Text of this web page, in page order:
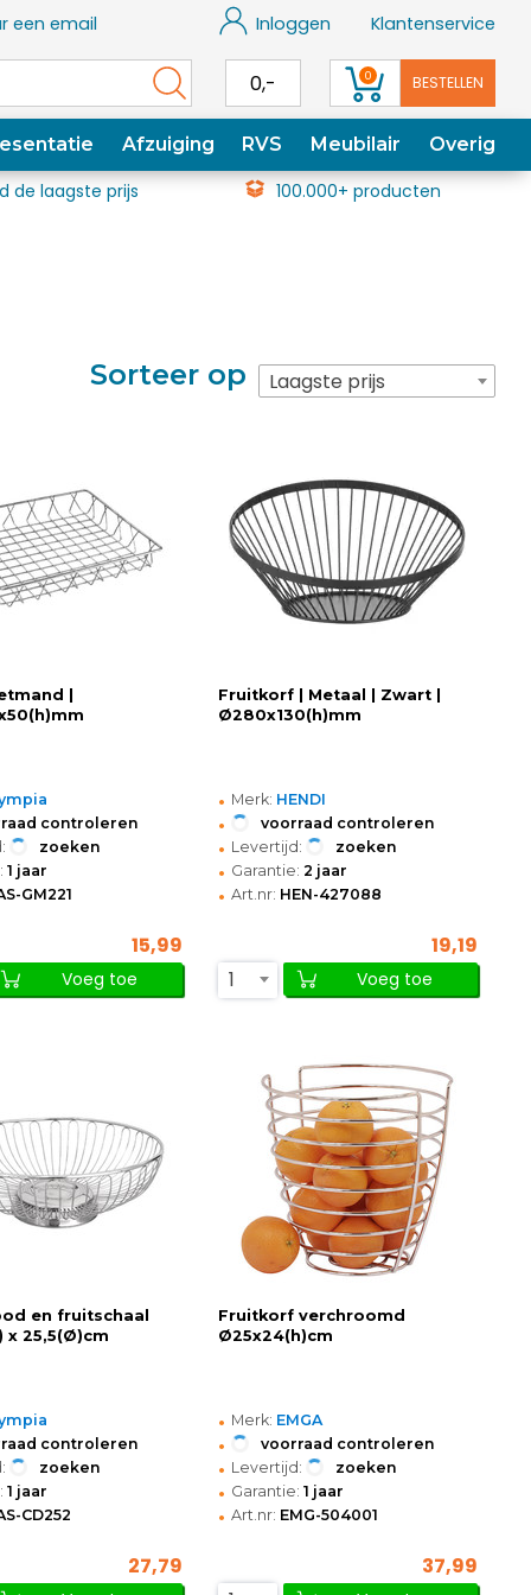
een email Inloggen Klantenservice
0,- 0 BESTELLEN
Afzuiging RVS Meubilair Overig
de laagste prijs 100.000+ producten
Sorteer op Laagste prijs
|
controleren
zoeken
1 jaar
GM221
15,99
Voeg toe
Fruitkorf | Metaal | Zwart |
Ø280x130(h)mm
• Merk: HENDI
• voorraad controleren
• Levertijd: zoeken
• Garantie: 2 jaar
• Art.nr: HEN-427088
19,19
1
Voeg toe
en fruitschaal
x 25,5(Ø)cm
controleren
zoeken
1 jaar
CD252
27,79
Fruitkorf verchroomd
Ø25x24(h)cm
• Merk: EMGA
• voorraad controleren
• Levertijd: zoeken
• Garantie: 1 jaar
• Art.nr: EMG-504001
37,99